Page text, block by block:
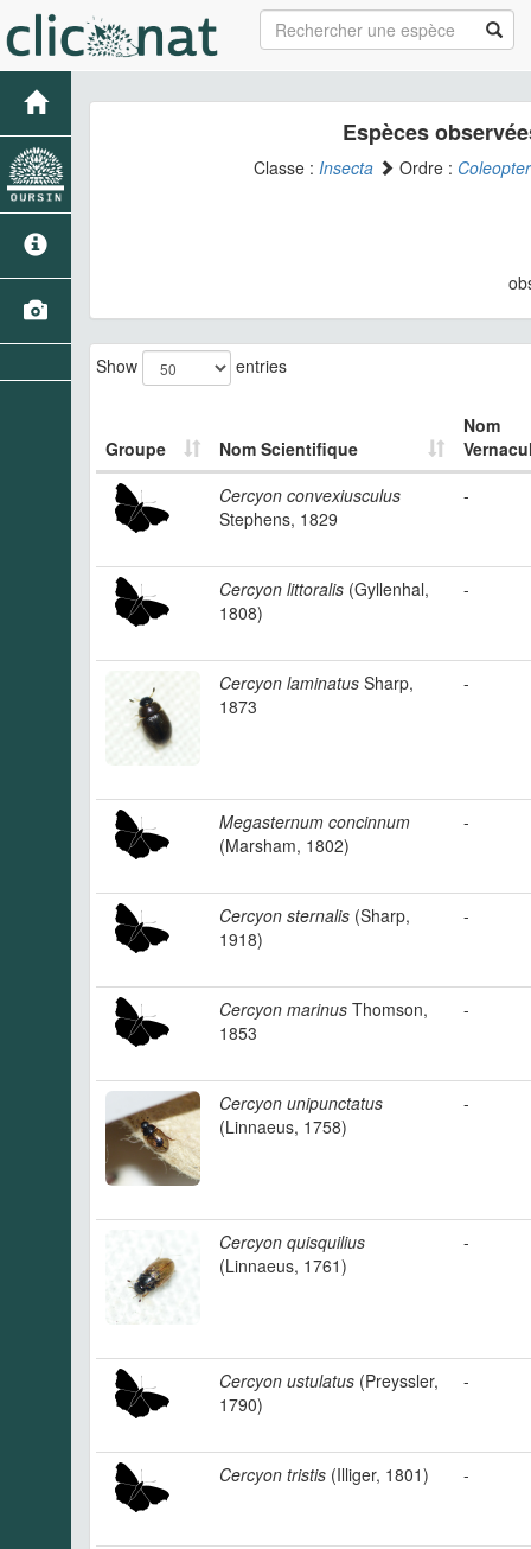
Espèces
Classe : Insecta Ordre :
Show entries
Groupe Nom Scientifique
Nom
Cercyon convexiusculus
Stephens, 1829
-
Cercyon littoralis (Gyllenhal,
1808)
-
Cercyon laminatus Sharp,
1873
-
Megasternum concinnum
(Marsham, 1802)
-
Cercyon sternalis (Sharp,
1918)
-
Cercyon marinus Thomson,
1853
-
Cercyon unipunctatus
(Linnaeus, 1758)
-
Cercyon quisquilius
(Linnaeus, 1761)
-
Cercyon ustulatus (Preyssler,
1790)
-
Cercyon tristis (Illiger, 1801) -